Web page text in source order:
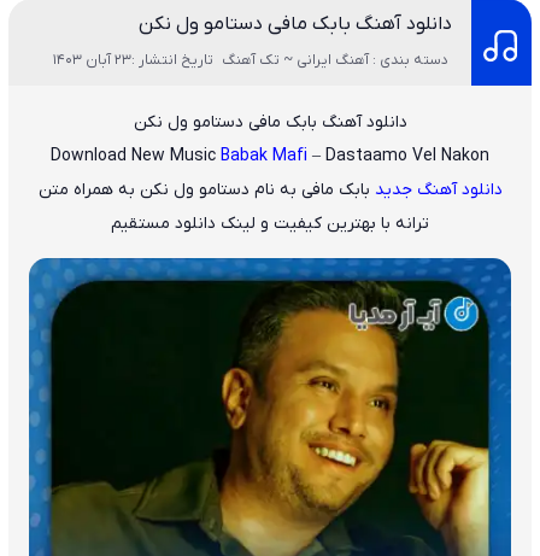
دانلود آهنگ بابک مافی دستامو ول نکن
دسته بندی : آهنگ ایرانی ~ تک آهنگ تاریخ انتشار :23 آبان 1403
دانلود آهنگ بابک مافی دستامو ول نکن
Download New Music Babak Mafi – Dastaamo Vel Nakon
دانلود آهنگ جدید بابک مافی به نام دستامو ول نکن به همراه متن
ترانه با بهترین کیفیت و لینک دانلود مستقیم